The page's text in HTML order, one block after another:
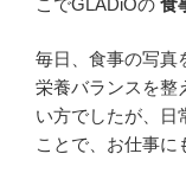
毎日、食事の写真
栄養バランスを整
い方でしたが、日
ことで、お仕事に